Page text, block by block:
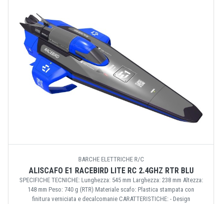
BARCHE ELETTRICHE R/C
ALISCAFO E1 RACEBIRD LITE RC 2.4GHZ RTR BLU
SPECIFICHE TECNICHE: Lunghezza: 545 mm Larghezza: 238 mm Altezza:
148 mm Peso: 740 g (RTR) Materiale scafo: Plastica stampata con
finitura verniciata e decalcomanie CARATTERISTICHE: - Design